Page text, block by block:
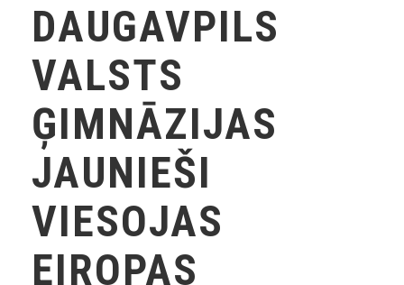
DAUGAVPILS
VALSTS
ĢIMNĀZIJAS
JAUNIEŠI
VIESOJAS
EIROPAS